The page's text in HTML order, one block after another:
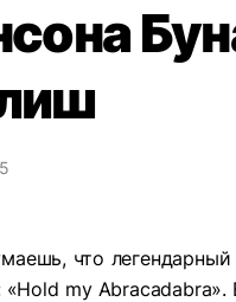
что
«Hold my